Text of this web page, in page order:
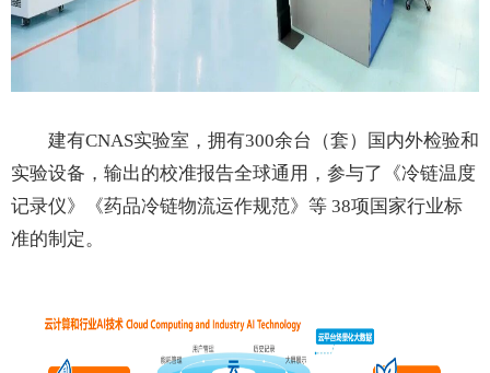
建有CNAS实验室，拥有300余台（套）国内外检验和
实验设备，输出的校准报告全球通用，参与了《冷链温度
记录仪》《药品冷链物流运作规范》等 38项国家行业标
准的制定。